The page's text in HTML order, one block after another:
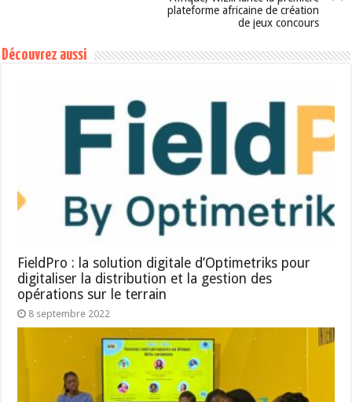
plateforme africaine de création
de jeux concours
Découvrez aussi
FieldPro : la solution digitale d’Optimetriks pour
digitaliser la distribution et la gestion des
opérations sur le terrain
8 septembre 2022